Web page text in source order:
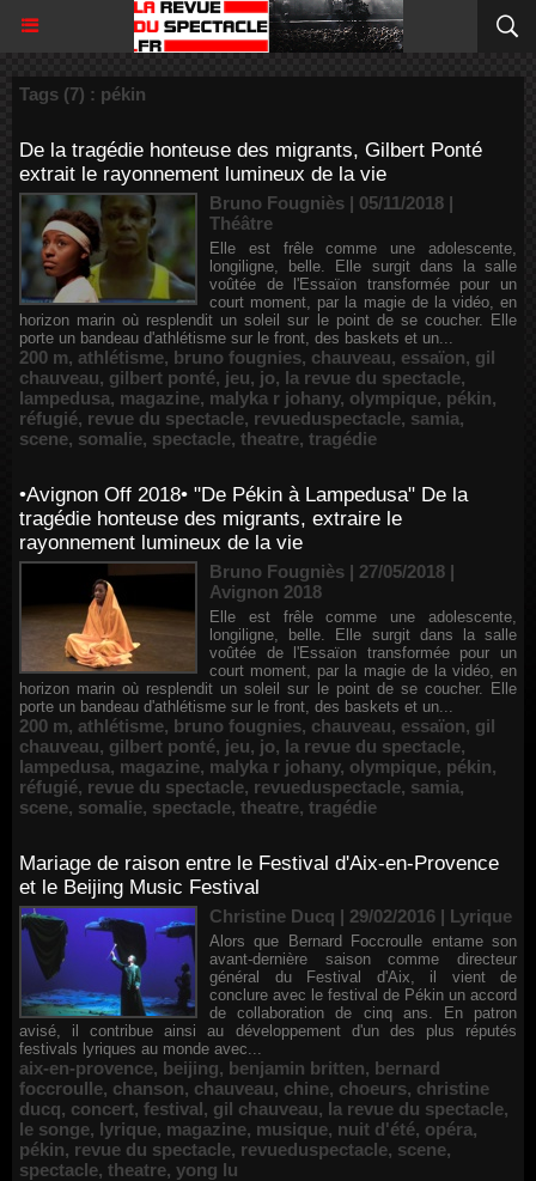
Tags (7) : pékin
De la tragédie honteuse des migrants, Gilbert Ponté
extrait le rayonnement lumineux de la vie
Bruno Fougniès | 05/11/2018 |
Théâtre
Elle est frêle comme une adolescente,
longiligne, belle. Elle surgit dans la salle
voûtée de l'Essaïon transformée pour un
court moment, par la magie de la vidéo, en
horizon marin où resplendit un soleil sur le point de se coucher. Elle
porte un bandeau d'athlétisme sur le front, des baskets et un...
200 m, athlétisme, bruno fougnies, chauveau, essaïon, gil
chauveau, gilbert ponté, jeu, jo, la revue du spectacle,
lampedusa, magazine, malyka r johany, olympique, pékin,
réfugié, revue du spectacle, revueduspectacle, samia,
scene, somalie, spectacle, theatre, tragédie
•Avignon Off 2018• "De Pékin à Lampedusa" De la
tragédie honteuse des migrants, extraire le
rayonnement lumineux de la vie
Bruno Fougniès | 27/05/2018 |
Avignon 2018
Elle est frêle comme une adolescente,
longiligne, belle. Elle surgit dans la salle
voûtée de l'Essaïon transformée pour un
court moment, par la magie de la vidéo, en
horizon marin où resplendit un soleil sur le point de se coucher. Elle
porte un bandeau d'athlétisme sur le front, des baskets et un...
200 m, athlétisme, bruno fougnies, chauveau, essaïon, gil
chauveau, gilbert ponté, jeu, jo, la revue du spectacle,
lampedusa, magazine, malyka r johany, olympique, pékin,
réfugié, revue du spectacle, revueduspectacle, samia,
scene, somalie, spectacle, theatre, tragédie
Mariage de raison entre le Festival d'Aix-en-Provence
et le Beijing Music Festival
Christine Ducq | 29/02/2016 | Lyrique
Alors que Bernard Foccroulle entame son
avant-dernière saison comme directeur
général du Festival d'Aix, il vient de
conclure avec le festival de Pékin un accord
de collaboration de cinq ans. En patron
avisé, il contribue ainsi au développement d'un des plus réputés
festivals lyriques au monde avec...
aix-en-provence, beijing, benjamin britten, bernard
foccroulle, chanson, chauveau, chine, choeurs, christine
ducq, concert, festival, gil chauveau, la revue du spectacle,
le songe, lyrique, magazine, musique, nuit d'été, opéra,
pékin, revue du spectacle, revueduspectacle, scene,
spectacle, theatre, yong lu